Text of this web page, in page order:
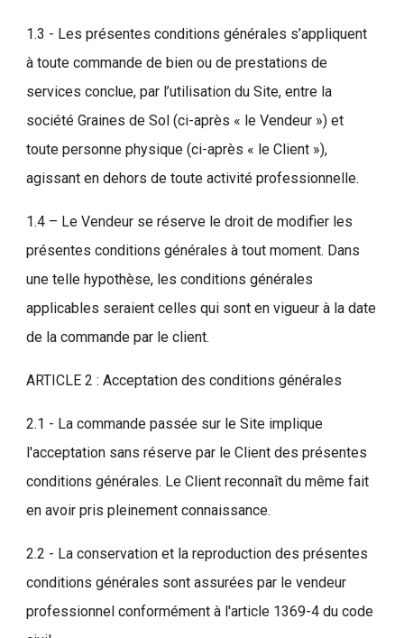
1.3 - Les présentes conditions générales s’appliquent
à toute commande de bien ou de prestations de
services conclue, par l’utilisation du Site, entre la
société Graines de Sol (ci-après « le Vendeur ») et
toute personne physique (ci-après « le Client »),
agissant en dehors de toute activité professionnelle.
1.4 – Le Vendeur se réserve le droit de modifier les
présentes conditions générales à tout moment. Dans
une telle hypothèse, les conditions générales
applicables seraient celles qui sont en vigueur à la date
de la commande par le client.
ARTICLE 2 : Acceptation des conditions générales
2.1 - La commande passée sur le Site implique
l'acceptation sans réserve par le Client des présentes
conditions générales. Le Client reconnaît du même fait
en avoir pris pleinement connaissance.
2.2 - La conservation et la reproduction des présentes
conditions générales sont assurées par le vendeur
professionnel conformément à l'article 1369-4 du code